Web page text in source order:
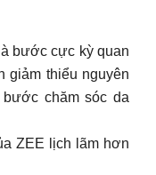
bước cực kỳ quan
giảm thiểu nguyên
chăm sóc da
ZEE lịch lãm hơn